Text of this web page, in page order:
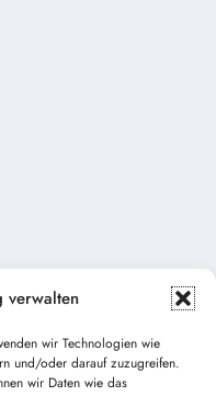
verwalten
wir Technologien wie
und/oder darauf zuzugreifen.
wir Daten wie das